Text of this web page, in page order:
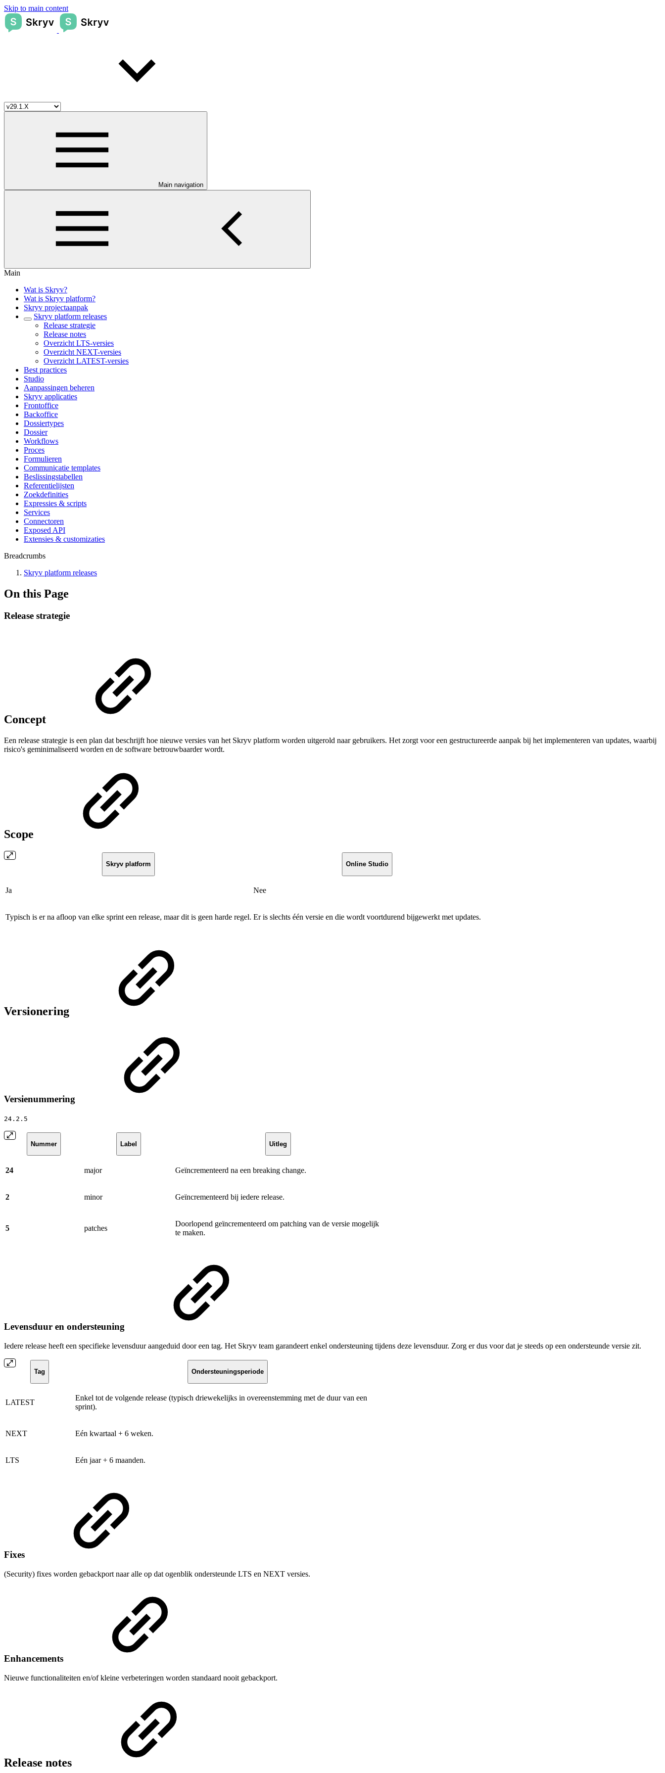
Skip to main content
Main navigation
Main
Wat is Skryv?
Wat is Skryv platform?
Skryv projectaanpak
Skryv platform releases
Release strategie
Release notes
Overzicht LTS-versies
Overzicht NEXT-versies
Overzicht LATEST-versies
Best practices
Studio
Aanpassingen beheren
Skryv applicaties
Frontoffice
Backoffice
Dossiertypes
Dossier
Workflows
Proces
Formulieren
Communicatie templates
Beslissingstabellen
Referentielijsten
Zoekdefinities
Expressies & scripts
Services
Connectoren
Exposed API
Extensies & customizaties
Breadcrumbs
Skryv platform releases
On this Page
Release strategie
Concept
Een release strategie is een plan dat beschrijft hoe nieuwe versies van het Skryv platform worden uitgerold naar gebruikers. Het zorgt voor een gestructureerde aanpak bij het implementeren van updates, waarbij
risico's geminimaliseerd worden en de software betrouwbaarder wordt.
Scope
Skryv platform Online Studio
Ja Nee
Typisch is er na afloop van elke sprint een release, maar dit is geen harde regel. Er is slechts één versie en die wordt voortdurend bijgewerkt met updates.
Versionering
Versienummering
24.2.5
Nummer Label Uitleg
24 major Geïncrementeerd na een breaking change.
2 minor Geïncrementeerd bij iedere release.
5 patches
Doorlopend geïncrementeerd om patching van de versie mogelijk
te maken.
Levensduur en ondersteuning
Iedere release heeft een specifieke levensduur aangeduid door een tag. Het Skryv team garandeert enkel ondersteuning tijdens deze levensduur. Zorg er dus voor dat je steeds op een ondersteunde versie zit.
Tag Ondersteuningsperiode
LATEST
Enkel tot de volgende release (typisch driewekelijks in overeenstemming met de duur van een
sprint).
NEXT Eén kwartaal + 6 weken.
LTS Eén jaar + 6 maanden.
Fixes
(Security) fixes worden gebackport naar alle op dat ogenblik ondersteunde LTS en NEXT versies.
Enhancements
Nieuwe functionaliteiten en/of kleine verbeteringen worden standaard nooit gebackport.
Release notes